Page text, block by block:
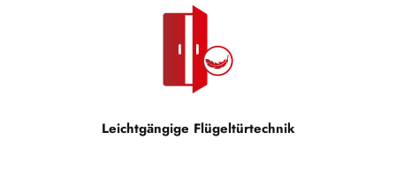
Leichtgängige Flügeltürtechnik